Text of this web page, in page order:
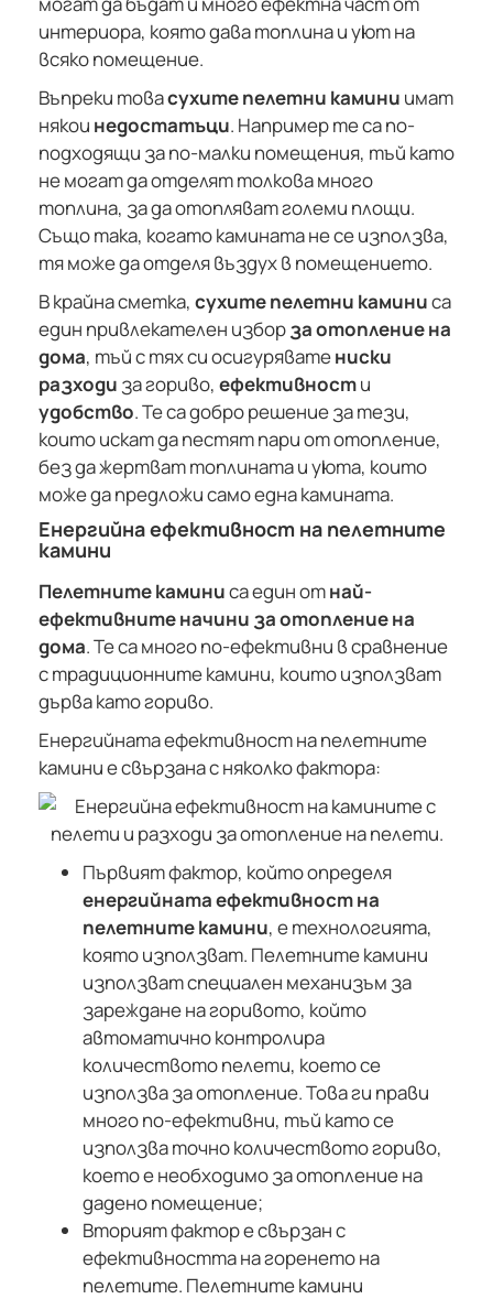
интериора, която дава топлина и уют на
всяко помещение.
Въпреки товасухите пелетни камини имат
някои недостатъци. Например те са по-
подходящи за по-малки помещения, тъй като
не могат да отделят толкова много
топлина, за да отопляват големи площи.
Също така, когато камината не се използва,
тя може да отделя въздух в помещението.
В крайна сметка, сухите пелетни каминиса
един привлекателен изборза отопление на
дома, тъй с тях си осигуряватениски
разходи за гориво, ефективности
удобство. Те са добро решение за тези,
които искат да пестят пари от отопление,
без да жертват топлината и уюта, които
може да предложи само една камината.
Енергийна ефективност на пелетните
камини
Пелетните каминиса един отнай-
ефективните начини за отопление на
дома. Те са много по-ефективни в сравнение
с традиционните камини, които използват
дърва като гориво.
Енергийната ефективност на пелетните
камини е свързана с няколко фактора:
Първият фактор, който определя
енергийната ефективност на
пелетните камини, е технологията,
която използват. Пелетните камини
използват специален механизъм за
зареждане на горивото, който
автоматично контролира
количеството пелети, което се
използва за отопление. Това ги прави
много по-ефективни, тъй като се
използва точно количеството гориво,
което е необходимо за отопление на
дадено помещение;
Вторият фактор е свързан с
ефективността на горенето на
пелетите. Пелетните камини